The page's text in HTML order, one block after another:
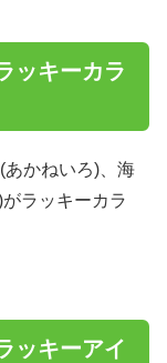
ッキーカラ
かねいろ)、海
ラッキーカラ
ッキーアイ